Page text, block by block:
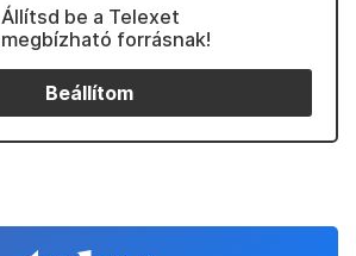
Állítsd be a Telexet
megbízható forrásnak!
Beállítom